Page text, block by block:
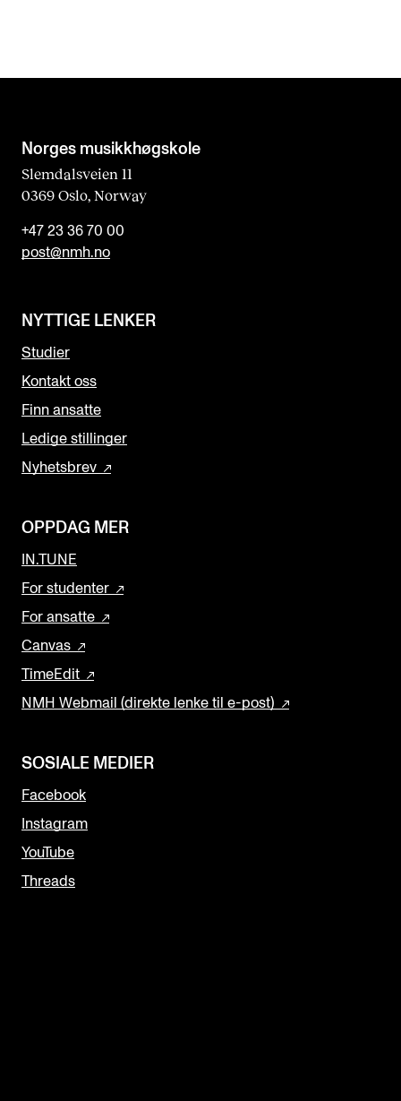
Norges musikk­høgskole
Slemdalsveien 11
0369 Oslo, Norway
+47 23 36 70 00
post@nmh.no
NYTTIGE LENKER
Studier
Kontakt oss
Finn ansatte
Ledige stillinger
Nyhetsbrev
OPPDAG MER
IN.TUNE
For studenter
For ansatte
Canvas
TimeEdit
NMH Webmail (direkte lenke til e-post)
SOSIALE MEDIER
Facebook
Instagram
YouTube
Threads